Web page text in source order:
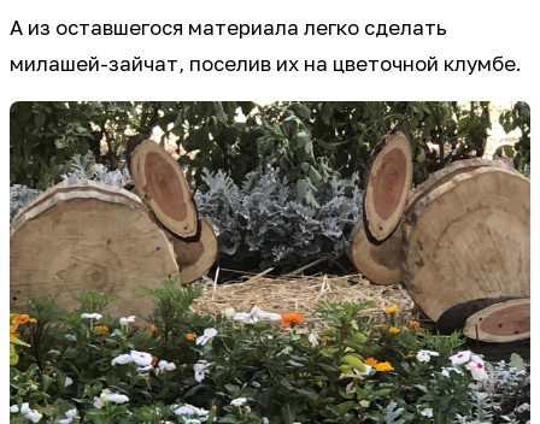
А из оставшегося материала легко сделать
милашей-зайчат, поселив их на цветочной клумбе.